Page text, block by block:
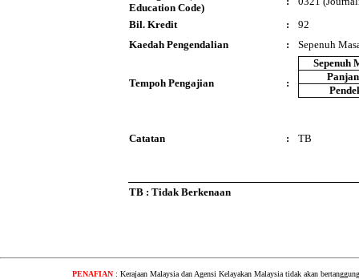
Education Code)
Bil. Kredit
:
92
Kaedah Pengendalian
: Sepenuh
Tempoh Pengajian :
Sepenuh
Catatan : TB
TB : Tidak Berkenaan
PENAFIAN : Kerajaan Malaysia dan Agensi Kelayakan Malaysia tidak akan